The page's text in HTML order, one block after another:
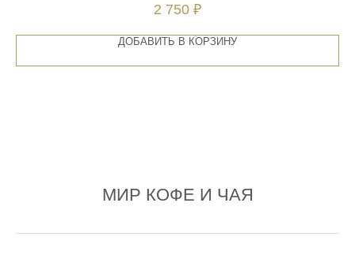
2 750 ₽
ДОБАВИТЬ В КОРЗИНУ
МИР КОФЕ И ЧАЯ